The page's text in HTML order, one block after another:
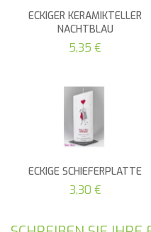
ECKIGER KERAMIKTELLER
NACHTBLAU
5,35 €
ECKIGE SCHIEFERPLATTE
3,30 €